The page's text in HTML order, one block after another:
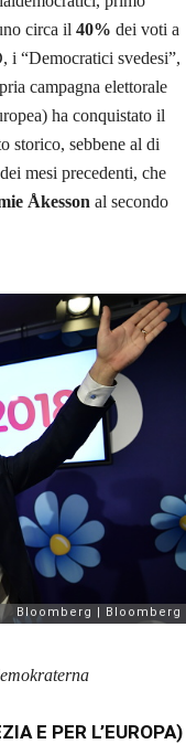
circa il 40% dei voti a
i “Democratici svedesi”,
campagna elettorale
ha conquistato il
storico, sebbene al di
mesi precedenti, che
Åkesson al secondo
E PER L’EUROPA)